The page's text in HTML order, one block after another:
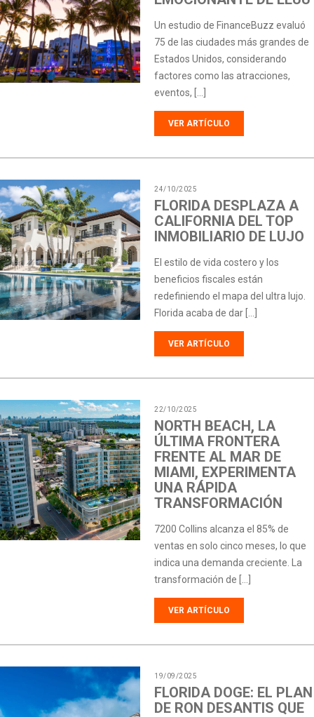
Un estudio de FinanceBuzz evaluó
75 de las ciudades más grandes de
Estados Unidos, considerando
factores como las atracciones,
eventos, […]
VER ARTÍCULO
24/10/2025
FLORIDA DESPLAZA A
CALIFORNIA DEL TOP
INMOBILIARIO DE LUJO
El estilo de vida costero y los
beneficios fiscales están
redefiniendo el mapa del ultra lujo.
Florida acaba de dar […]
VER ARTÍCULO
22/10/2025
NORTH BEACH, LA
ÚLTIMA FRONTERA
FRENTE AL MAR DE
MIAMI, EXPERIMENTA
UNA RÁPIDA
TRANSFORMACIÓN
7200 Collins alcanza el 85% de
ventas en solo cinco meses, lo que
indica una demanda creciente. La
transformación de […]
VER ARTÍCULO
19/09/2025
FLORIDA DOGE: EL PLAN
DE RON DESANTIS QUE